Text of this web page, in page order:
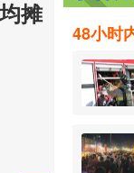
48小时
摊